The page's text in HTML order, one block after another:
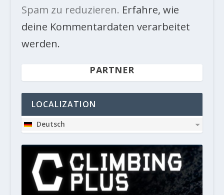
Spam zu reduzieren. Erfahre, wie
deine Kommentardaten verarbeitet
werden.
PARTNER
LOCALIZATION
Deutsch